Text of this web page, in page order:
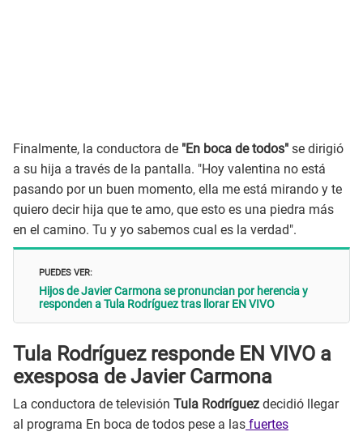
Finalmente, la conductora de "En boca de todos" se dirigió
a su hija a través de la pantalla. "Hoy valentina no está
pasando por un buen momento, ella me está mirando y te
quiero decir hija que te amo, que esto es una piedra más
en el camino. Tu y yo sabemos cual es la verdad".
PUEDES VER:
Hijos de Javier Carmona se pronuncian por herencia y
responden a Tula Rodríguez tras llorar EN VIVO
Tula Rodríguez responde EN VIVO a
exesposa de Javier Carmona
La conductora de televisión Tula Rodríguez decidió llegar
al programa En boca de todos pese a las fuertes